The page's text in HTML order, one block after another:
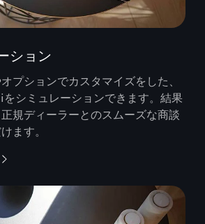
ション
プションでカスタマイズをした、
シミュレーションできます。結果
規ディーラーとのスムーズな商談
ます。